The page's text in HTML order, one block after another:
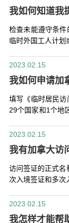
检查未能遵守条
临时外国工人计划
2023.02.15
我如何申请加
填写《临时居民
29个国家和1个地
2023.02.15
访问签证的正式名
次入境签证和多次
2023.02.15
我怎样才能帮